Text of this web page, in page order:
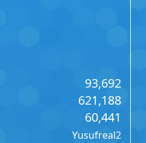
93,692
621,188
60,441
Yusufreal2